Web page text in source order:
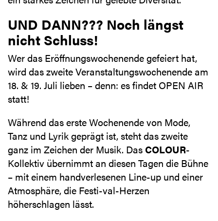
UND DANN??? Noch längst
nicht Schluss!
Wer das Eröffnungswochenende gefeiert hat,
wird das zweite Veranstaltungswochenende am
18. & 19. Juli lieben – denn: es findet OPEN AIR
statt!
Während das erste Wochenende von Mode,
Tanz und Lyrik geprägt ist, steht das zweite
ganz im Zeichen der Musik. Das COLOUR-
Kollektiv übernimmt an diesen Tagen die Bühne
– mit einem handverlesenen Line-up und einer
Atmosphäre, die Festi-val-Herzen
höherschlagen lässt.